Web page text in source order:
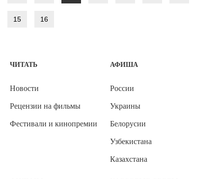
15 16
ЧИТАТЬ
Новости
Рецензии на фильмы
Фестивали и кинопремии
АФИША
России
Украины
Белорусии
Узбекистана
Казахстана